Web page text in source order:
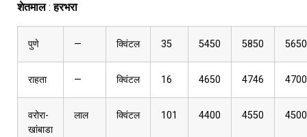
शेतमाल:हरभरा
पुणे — क्विंटल 35 5450 5850 5650
राहता — क्विंटल 16 4650 4746 4700
वरोरा-
खांबाडा
लाल क्विंटल 101 4400 4550 4500